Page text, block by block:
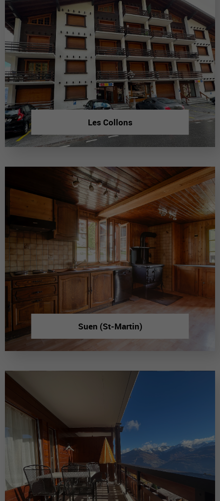
Les Collons
Suen (St-Martin)